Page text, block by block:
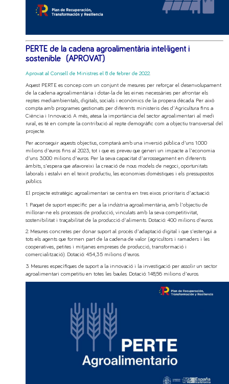
PERTE de la cadena agroalimentària intel·ligent i
sostenible (APROVAT)
Aprovat al Consell de Ministres el 8 de febrer de 2022.
Aquest PERTE es concep com un conjunt de mesures per reforçar el desenvolupament
de la cadena agroalimentària i dotar-la de les eines necessàries per afrontar els
reptes mediambientals, digitals, socials i econòmics de la propera dècada. Per això
compta amb programes gestionats per diferents ministeris des d'Agricultura fins a
Ciència i Innovació. A més, atesa la importància del sector agroalimentari al medi
rural, es té en compte la contribució al repte demogràfic com a objectiu transversal del
projecte.
Per aconseguir aquests objectius, comptarà amb una inversió pública d'uns 1.000
milions d'euros fins al 2023, tot i que es preveu que generi un impacte a l'economia
d'uns 3.000 milions d'euros. Per la seva capacitat d'arrossegament en diferents
àmbits, s'espera que afavoreixi la creació de nous models de negoci, oportunitats
laborals i estalvi en el teixit productiu, les economies domèstiques i els pressupostos
públics.
El projecte estratègic agroalimentari se centra en tres eixos prioritaris d'actuació:
1. Paquet de suport específic per a la indústria agroalimentària, amb l'objectiu de
millorar-ne els processos de producció, vinculats amb la seva competitivitat,
sostenibilitat i traçabilitat de la producció d'aliments. Dotació: 400 milions d'euros.
2. Mesures concretes per donar suport al procés d'adaptació digital i que s'estengui a
tots els agents que formen part de la cadena de valor (agricultors i ramaders i les
cooperatives, petites i mitjanes empreses de producció, transformació i
comercialització). Dotació: 454,35 milions d'euros.
3. Mesures específiques de suport a la innovació i la investigació per assolir un sector
agroalimentari competitiu en totes les baules. Dotació: 148,56 milions d'euros.